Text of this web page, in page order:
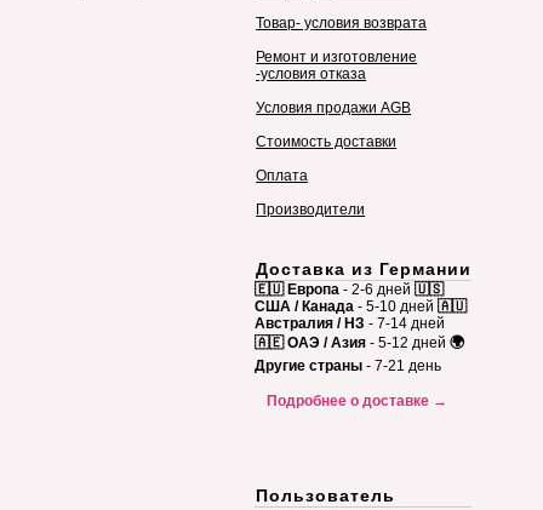
Товар- условия возврата
Ремонт и изготовление
-условия отказа
Условия продажи AGB
Стоимость доставки
Оплата
Производители
Доставка из Германии
🇪🇺 Европа - 2-6 дней 🇺🇸
США / Канада - 5-10 дней 🇦🇺
Австралия / НЗ - 7-14 дней
🇦🇪 ОАЭ / Азия - 5-12 дней 🌍
Другие страны - 7-21 день
Подробнее о доставке →
Пользователь